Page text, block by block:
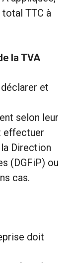
TTC à
la TVA
et
selon leur
effectuer
Direction
(DGFiP) ou
cas.
doit